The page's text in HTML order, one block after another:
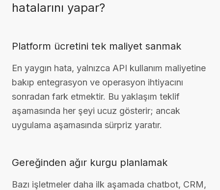
hatalarını yapar?
Platform ücretini tek maliyet sanmak
En yaygın hata, yalnızca API kullanım maliyetine
bakıp entegrasyon ve operasyon ihtiyacını
sonradan fark etmektir. Bu yaklaşım teklif
aşamasında her şeyi ucuz gösterir; ancak
uygulama aşamasında sürpriz yaratır.
Gereğinden ağır kurgu planlamak
Bazı işletmeler daha ilk aşamada chatbot, CRM,